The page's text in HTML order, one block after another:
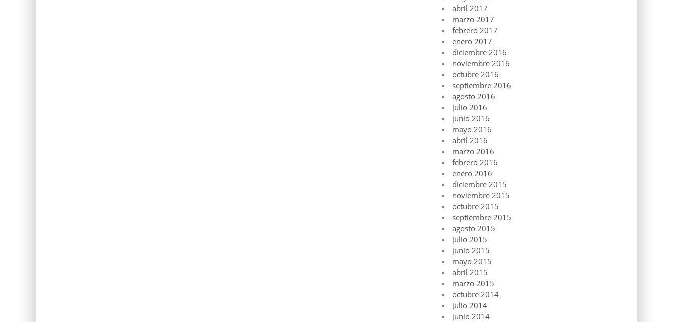
abril 2017
marzo 2017
febrero 2017
enero 2017
diciembre 2016
noviembre 2016
octubre 2016
septiembre 2016
agosto 2016
julio 2016
junio 2016
mayo 2016
abril 2016
marzo 2016
febrero 2016
enero 2016
diciembre 2015
noviembre 2015
octubre 2015
septiembre 2015
agosto 2015
julio 2015
junio 2015
mayo 2015
abril 2015
marzo 2015
octubre 2014
julio 2014
junio 2014